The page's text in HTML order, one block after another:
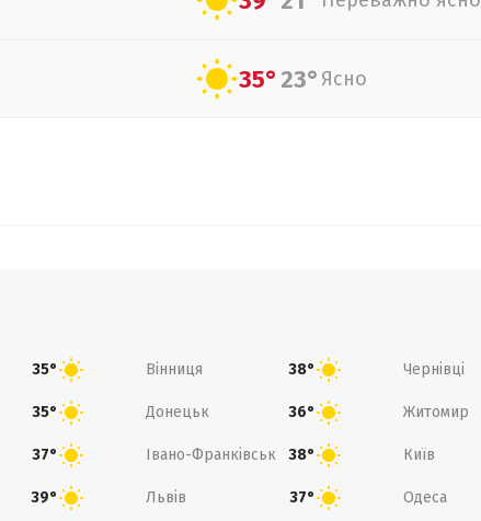
35°23° Ясно
35° Вінниця 38° Чернівці
35° Донецьк 36° Житомир
37° Івано-Франківськ 38° Київ
39° Львів 37° Одеса